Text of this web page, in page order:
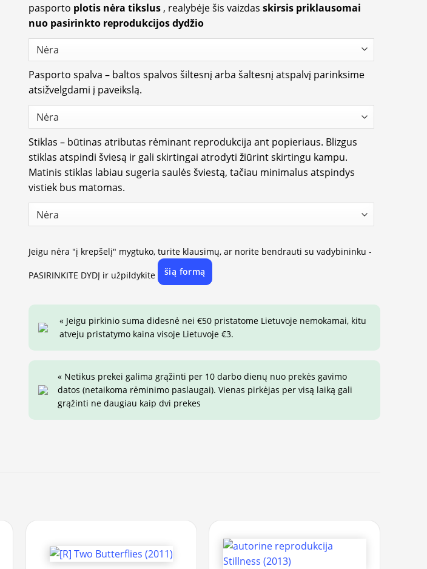
pasporto plotis nėra tikslus , realybėje šis vaizdas skirsis priklausomai
nuo pasirinkto reprodukcijos dydžio
Pasporto spalva – baltos spalvos šiltesnį arba šaltesnį atspalvį parinksime
atsižvelgdami į paveikslą.
Stiklas – būtinas atributas rėminant reprodukcija ant popieriaus. Blizgus
stiklas atspindi šviesą ir gali skirtingai atrodyti žiūrint skirtingu kampu.
Matinis stiklas labiau sugeria saulės šviestą, tačiau minimalus atspindys
vistiek bus matomas.
Jeigu nėra "į krepšelį" mygtuko, turite klausimų, ar norite bendrauti su vadybininku -
PASIRINKITE DYDĮ ir užpildykite šią formą
« Jeigu pirkinio suma didesnė nei €50 pristatome Lietuvoje nemokamai, kitu
atveju pristatymo kaina visoje Lietuvoje €3.
« Netikus prekei galima grąžinti per 10 darbo dienų nuo prekės gavimo
datos (netaikoma rėminimo paslaugai). Vienas pirkėjas per visą laiką gali
grąžinti ne daugiau kaip dvi prekes